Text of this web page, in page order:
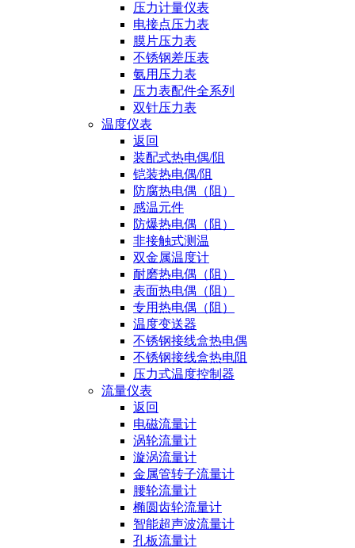
压力计量仪表
电接点压力表
膜片压力表
不锈钢差压表
氨用压力表
压力表配件全系列
双针压力表
温度仪表
返回
装配式热电偶/阻
铠装热电偶/阻
防腐热电偶（阻）
感温元件
防爆热电偶（阻）
非接触式测温
双金属温度计
耐磨热电偶（阻）
表面热电偶（阻）
专用热电偶（阻）
温度变送器
不锈钢接线盒热电偶
不锈钢接线盒热电阻
压力式温度控制器
流量仪表
返回
电磁流量计
涡轮流量计
漩涡流量计
金属管转子流量计
腰轮流量计
椭圆齿轮流量计
智能超声波流量计
孔板流量计